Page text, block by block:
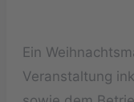
Ein
Veranstaltung